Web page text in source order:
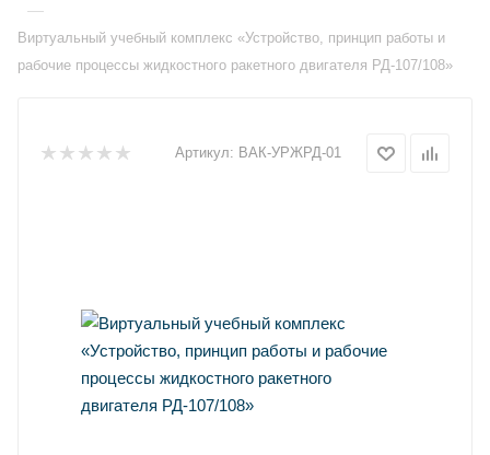
—
Виртуальный учебный комплекс «Устройство, принцип работы и
рабочие процессы жидкостного ракетного двигателя РД-107/108»
Артикул: ВАК-УРЖРД-01